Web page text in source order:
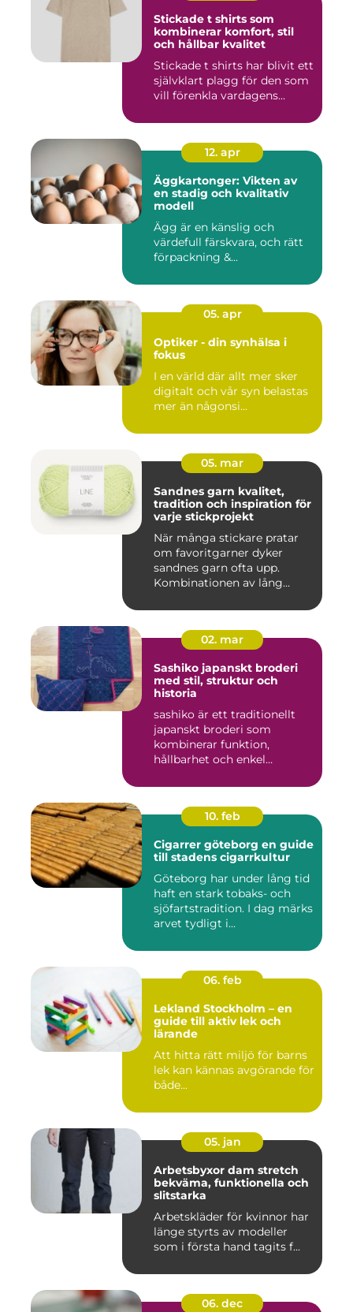
Stickade t shirts som
kombinerar komfort, stil
och hållbar kvalitet
Stickade t shirts har blivit ett
självklart plagg för den som
vill förenkla vardagens...
12. apr
Äggkartonger: Vikten av
en stadig och kvalitativ
modell
Ägg är en känslig och
värdefull färskvara, och rätt
förpackning &...
05. apr
Optiker - din synhälsa i
fokus
I en värld där allt mer sker
digitalt och vår syn belastas
mer än någonsi...
05. mar
Sandnes garn kvalitet,
tradition och inspiration för
varje stickprojekt
När många stickare pratar
om favoritgarner dyker
sandnes garn ofta upp.
Kombinationen av lång
02. mar
Sashiko japanskt broderi
med stil, struktur och
historia
sashiko är ett traditionellt
japanskt broderi som
kombinerar funktion,
hållbarhet och enkel
10. feb
Cigarrer göteborg en guide
till stadens cigarrkultur
Göteborg har under lång tid
haft en stark tobaks- och
sjöfartstradition. I dag märks
arvet tydligt i...
06. feb
Lekland Stockholm – en
guide till aktiv lek och
lärande
Att hitta rätt miljö för barns
lek kan kännas avgörande för
både...
05. jan
Arbetsbyxor dam stretch
bekväma, funktionella och
slitstarka
Arbetskläder för kvinnor har
länge styrts av modeller
som i första hand tagits f...
06. dec